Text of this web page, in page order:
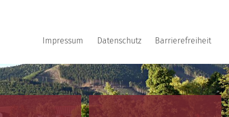
Impressum Datenschutz Barrierefreiheit